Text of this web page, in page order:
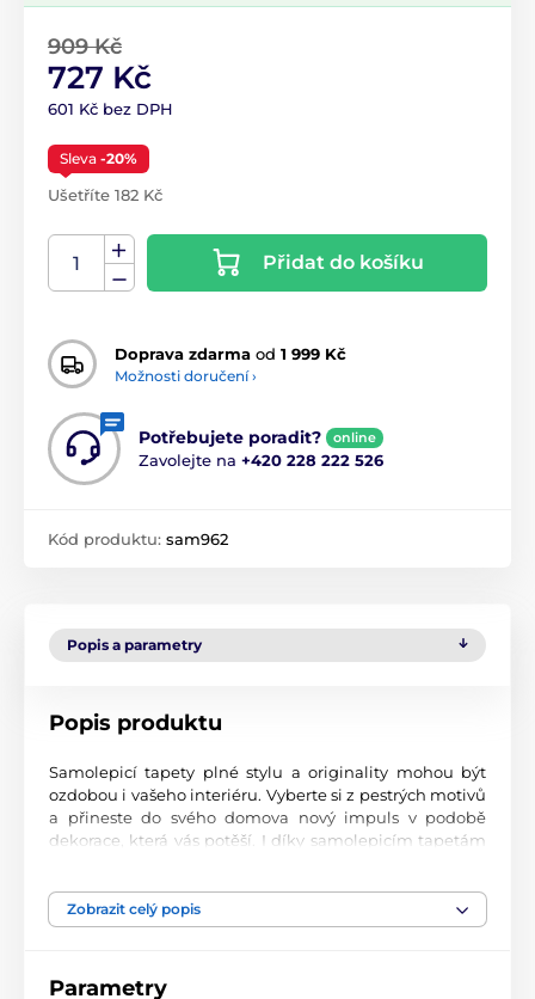
909 Kč
727 Kč
601 Kč bez DPH
Sleva -20%
Ušetříte 182 Kč
Přidat do košíku
Doprava zdarma od 1 999 Kč
Možnosti doručení ›
Potřebujete poradit? online
Zavolejte na +420 228 222 526
Kód produktu: sam962
Popis a parametry
Popis produktu
Samolepicí tapety plné stylu a originality mohou být
ozdobou i vašeho interiéru. Vyberte si z pestrých motivů
a přineste do svého domova nový impuls v podobě
dekorace, která vás potěší. I díky samolepicím tapetám
Perfektní tiskové zpracování
materiál s jemným povrchem a matným vzhledem. Tisk
Zobrazit celý popis
Parametry